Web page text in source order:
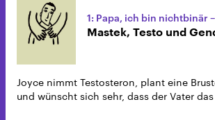
1: Papa, ich bin nichtbinär
Mastek, Testo und
Joyce nimmt Testosteron, plant eine
und wünscht sich sehr, dass der Vater